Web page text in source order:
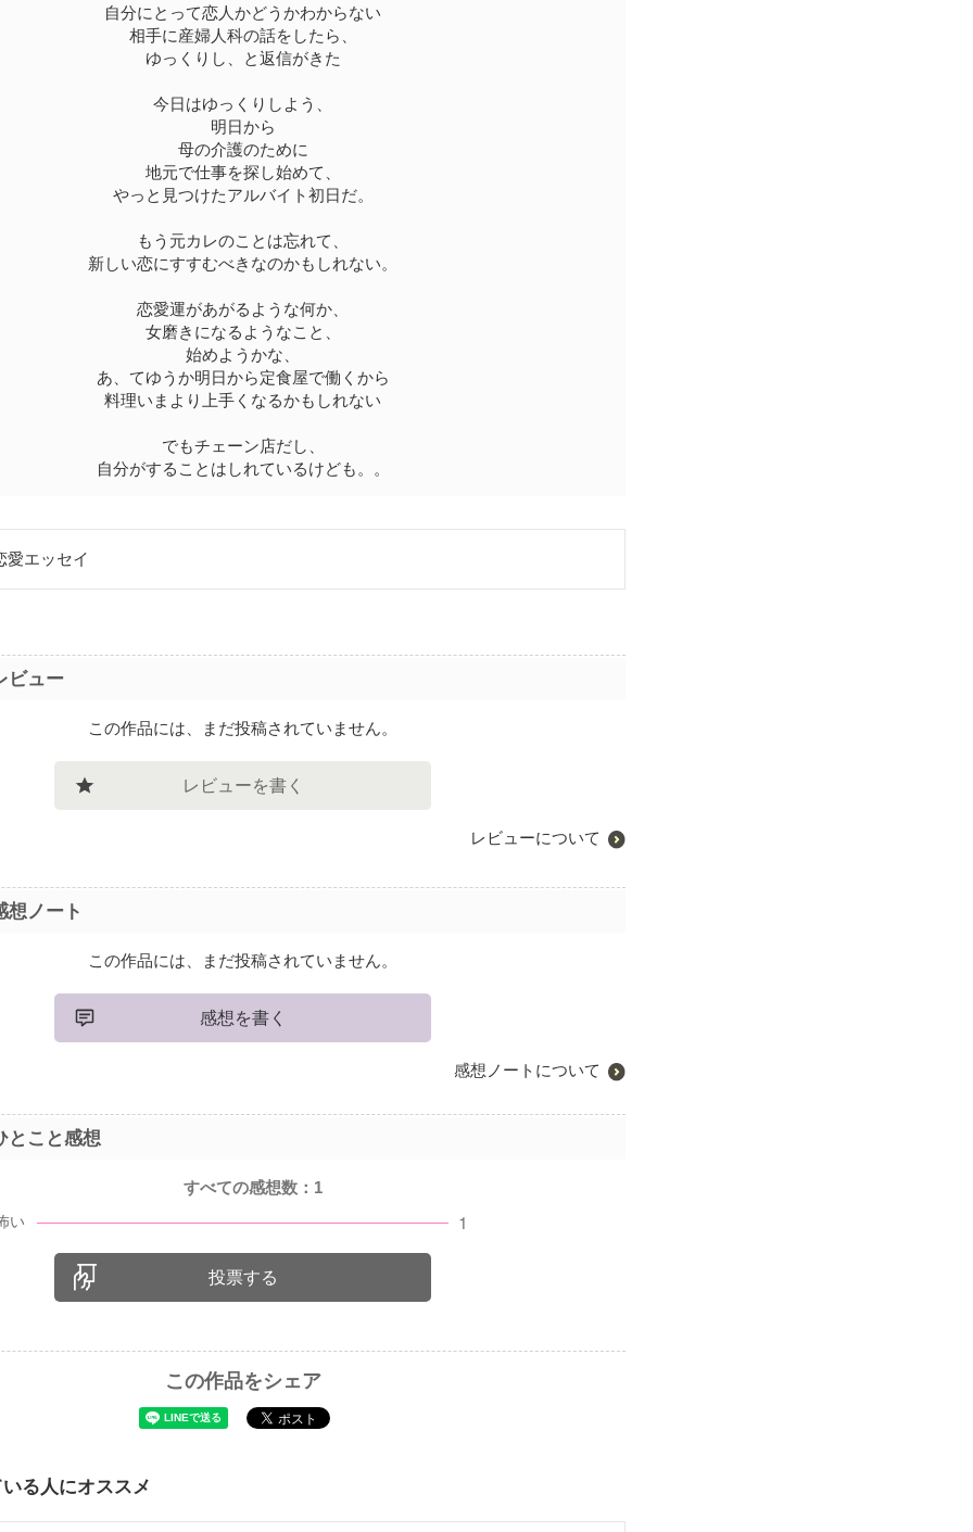
自分にとって恋人かどうかわからない
相手に産婦人科の話をしたら、
ゆっくりし、と返信がきた
今日はゆっくりしよう、
明日から
母の介護のために
地元で仕事を探し始めて、
やっと見つけたアルバイト初日だ。
もう元カレのことは忘れて、
新しい恋にすすむべきなのかもしれない。
恋愛運があがるような何か、
女磨きになるようなこと、
始めようかな、
あ、てゆうか明日から定食屋で働くから
料理いまより上手くなるかもしれない
でもチェーン店だし、
自分がすることはしれているけども。。
愛エッセイ
ビュー
この作品には、まだ投稿されていません。
レビューを書く
レビューについて
想ノート
この作品には、まだ投稿されていません。
感想を書く
感想ノートについて
とこと感想
すべての感想数： 1
投票する
この作品をシェア
る人にオススメ